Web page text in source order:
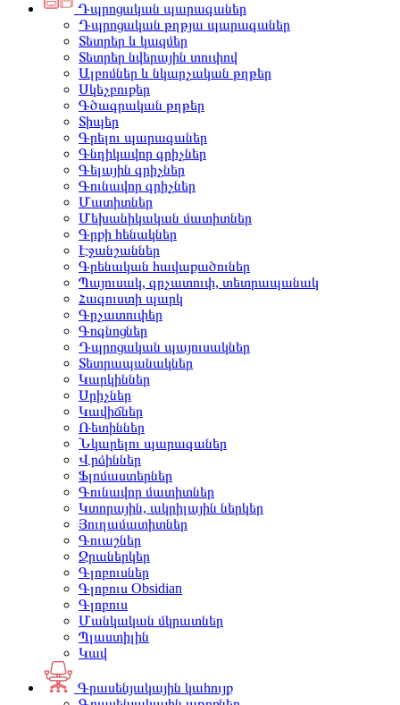
Դպրոցական պարագաներ
Դպրոցական թղթյա պարագաներ
Տետրեր և կազմեր
Տետրեր նվերային տուփով
Ալբոմներ և նկարչական թղթեր
Սկեչբուքեր
Գծագրական թղթեր
Տիպեր
Գրելու պարագաներ
Գնդիկավոր գրիչներ
Գելային գրիչներ
Գունավոր գրիչներ
Մատիտներ
Մեխանիկական մատիտներ
Գրքի հենակներ
Էջանշաններ
Գրենական հավաքածուներ
Պայուսակ, գրչատուփ, տետրապանակ
Հագուստի պարկ
Գրչատուփեր
Գոգնոցներ
Դպրոցական պայուսակներ
Տետրապանակներ
Կարկիններ
Սրիչներ
Կավիճներ
Ռետիններ
Նկարելու պարագաներ
Վրձիններ
Ֆլոմաստերներ
Գունավոր մատիտներ
Կտորային, ակրիլային ներկեր
Յուղամատիտներ
Գուաշներ
Ջրաներկեր
Գլոբուսներ
Գլոբուս Obsidian
Գլոբուս
Մանկական մկրատներ
Պլաստիլին
Կավ
Գրասենյակային կահույք